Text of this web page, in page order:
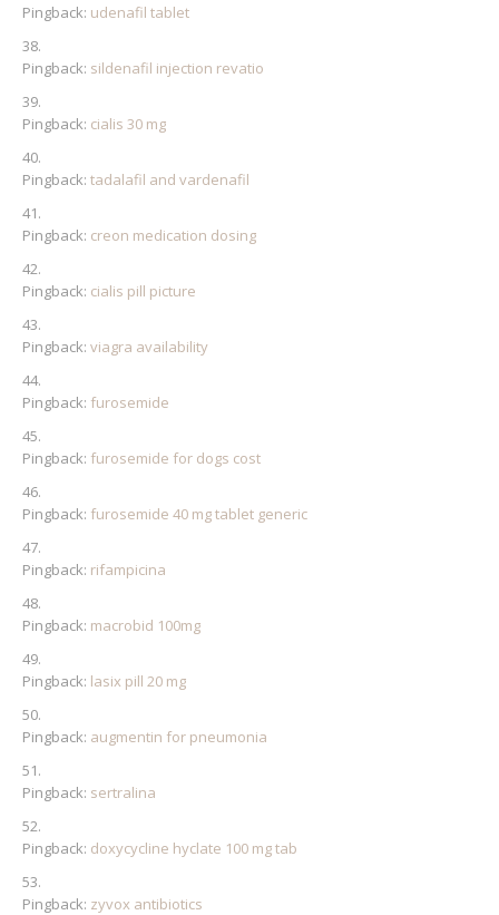
Pingback: udenafil tablet
Pingback: sildenafil injection revatio
Pingback: cialis 30 mg
Pingback: tadalafil and vardenafil
Pingback: creon medication dosing
Pingback: cialis pill picture
Pingback: viagra availability
Pingback: furosemide
Pingback: furosemide for dogs cost
Pingback: furosemide 40 mg tablet generic
Pingback: rifampicina
Pingback: macrobid 100mg
Pingback: lasix pill 20 mg
Pingback: augmentin for pneumonia
Pingback: sertralina
Pingback: doxycycline hyclate 100 mg tab
Pingback: zyvox antibiotics